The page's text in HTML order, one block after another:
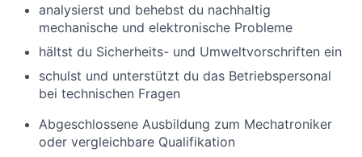
analysierst und behebst du nachhaltig
mechanische und elektronische Probleme
hältst du Sicherheits- und Umweltvorschriften ein
schulst und unterstützt du das Betriebspersonal
bei technischen Fragen
Abgeschlossene Ausbildung zum Mechatroniker
oder vergleichbare Qualifikation